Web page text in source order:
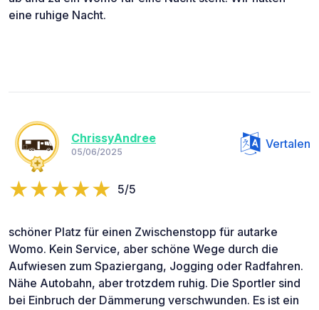
eine ruhige Nacht.
ChrissyAndree
05/06/2025
Vertalen
5/5
schöner Platz für einen Zwischenstopp für autarke
Womo. Kein Service, aber schöne Wege durch die
Aufwiesen zum Spaziergang, Jogging oder Radfahren.
Nähe Autobahn, aber trotzdem ruhig. Die Sportler sind
bei Einbruch der Dämmerung verschwunden. Es ist ein